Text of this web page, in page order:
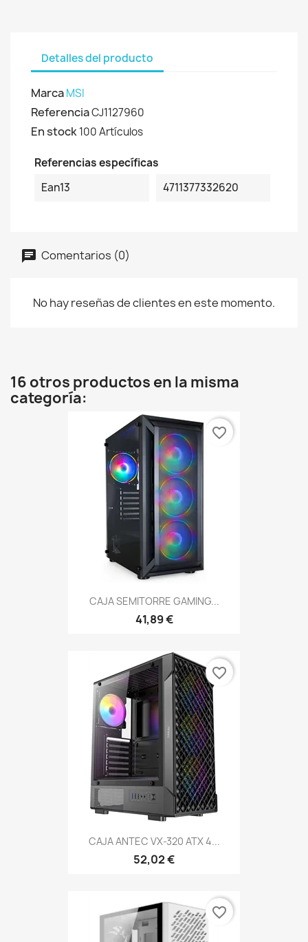
Detalles del producto
MarcaMSI
ReferenciaCJ1127960
En stock100 Artículos
Referencias específicas
Ean13
4711377332620
Comentarios (0)
No hay reseñas de clientes en este momento.
16 otros productos en la misma
categoría:
CAJA SEMITORRE GAMING...
41,89 €
favorite_border
CAJA ANTEC VX-320 ATX 4...
52,02 €
favorite_border
favorite_border